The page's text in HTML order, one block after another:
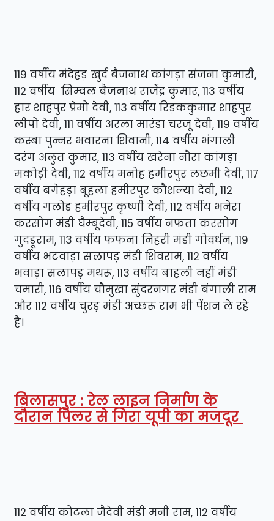
119 वर्षीय मंदेहड़ खुर्द बैजनाथ कांगड़ा संजना कुमारी,
112 वर्षीय सिम्वल बैजनाथ राजेंद्र कुमार, 113 वर्षीय
हार शाहपुर प्रेमो देवी, 113 वर्षीय रिड़ककुमार शाहपुर
लीपो देवी, 111 वर्षीय अरला मारंडा चरजू देवी, 119 वर्षीय
कस्बा पुन्नर भवारना शिवानी, 114 वर्षीय भंगाली
दरंग अलुत कुमार, 113 वर्षीय खरेना नौरा कांगड़ा
मकोड़ी देवी, 112 वर्षीय मनोह हमीरपुर लछमी देवी, 117
वर्षीय बगेहड़ा बूहला हमीरपुर कौशल्या देवी, 112
वर्षीय गलोड़ हमीरपुर कृष्णी देवी, 112 वर्षीय भनेरा
करसोग मंडी घैम्बूदेवी, 115 वर्षीय नफता करसोग
गुदडूराम, 113 वर्षीय फफना निहरी मंडी गोवर्धन, 119
वर्षीय भटवाड़ा सलापड़ मंडी शिवराम, 112 वर्षीय
भवाड़ा सलापड़ मथरू, 113 वर्षीय बाहली नहीं मंडी
चमारी, 116 वर्षीय चौमुखा सुंदरनगर मंडी बंगाली राम
और 112 वर्षीय चुरड़ मंडी अच्छरू राम भी पेंशन ले रहे
हैं।
बिलासपुर : रेल लाइन निर्माण के
दौरान पिलर से गिरा यूपी का मजदूर
112 वर्षीय कोटला जैदेवी मंडी मनी राम, 112 वर्षीय